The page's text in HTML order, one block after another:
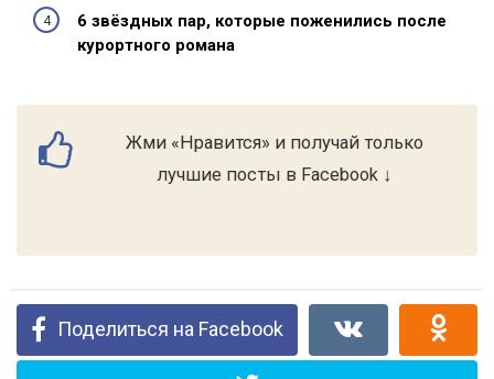
6 звёздных пар, которые поженились после
курортного романа
Жми «Нравится» и получай только
лучшие посты в Facebook ↓
Поделиться на Facebook